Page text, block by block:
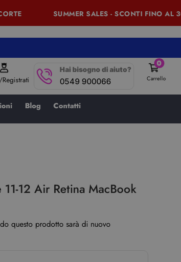
SUMMER SALES - SCONTI FINO AL
Hai bisogno di aiuto?
0549 900066
0
Carrello
Blog Contatti
12 Air Retina MacBook
questo prodotto sarà di nuovo